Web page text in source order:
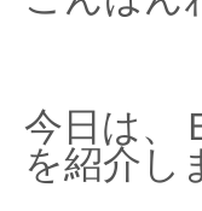
今日は、
を紹介し